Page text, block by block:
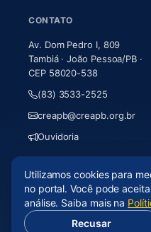
CONTATO
Av. Dom Pedro I, 809
Tambiá · João Pessoa/PB ·
CEP 58020-538
(83) 3533-2525
creapb@creapb.org.br
Ouvidoria
© 2026 CREA-PB · Todos os
Acessibilidade
Mapa do site·
Utilizamos cookies para
no portal. Você pode
análise. Saiba mais na
Recusar